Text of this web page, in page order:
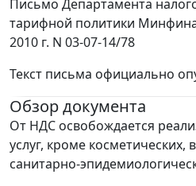
Письмо Департамента
тарифной политики
2010 г. N 03-07-14/78
Текст письма официально
Обзор документа
От НДС освобождается
услуг, кроме косметических,
санитарно-